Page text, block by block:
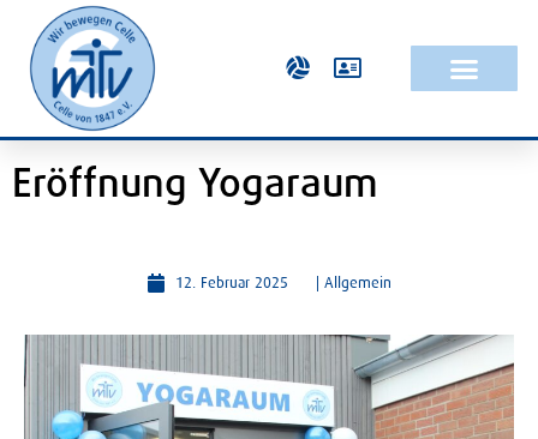
Eröffnung Yogaraum
12. Februar 2025 Allgemein